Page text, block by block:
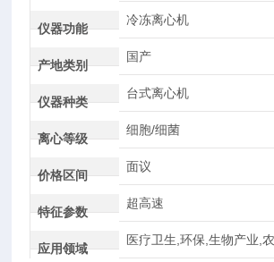
仪器功能
冷冻离心机
产地类别
国产
仪器种类
台式离心机
离心等级
细胞/细菌
价格区间
面议
特征参数
超高速
应用领域
医疗卫生,环保,生物产业,